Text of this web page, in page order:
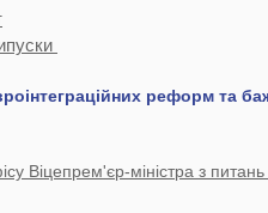
реформ та
Віцепрем'єр-міністра з